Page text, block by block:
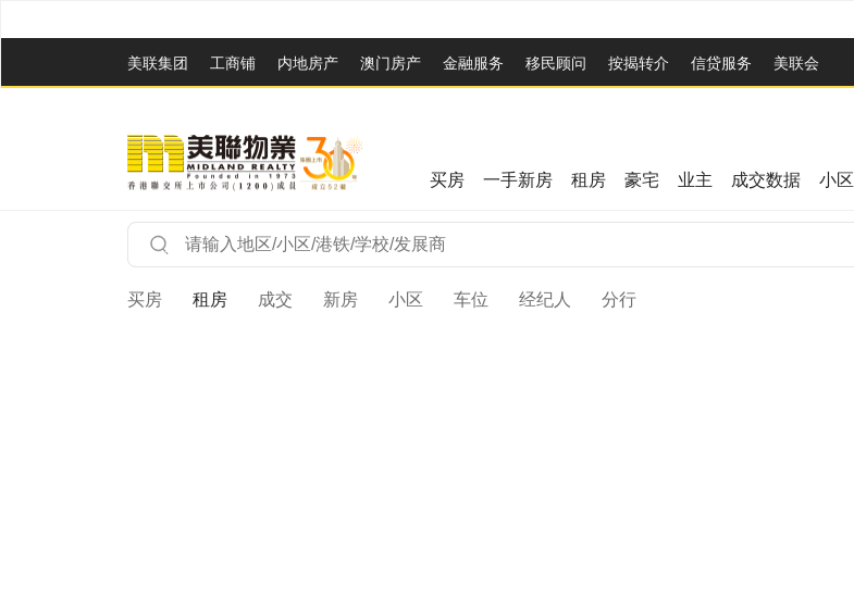
美联集团 工商铺 内地房产 澳⻔房产 金融服务 移民顾问 按揭转介 信贷服务 美联会
买房 一手新房 租房 豪宅 业主 成交数据 小区
买房 租房 成交 新房 小区 车位 经纪人 分行